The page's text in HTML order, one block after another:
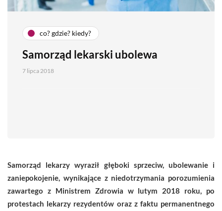
co? gdzie? kiedy?
Samorząd lekarski ubolewa
7 lipca 2018
Samorząd lekarzy wyraził głęboki sprzeciw, ubolewanie i
zaniepokojenie, wynikające z niedotrzymania porozumienia
zawartego z Ministrem Zdrowia w lutym 2018 roku, po
protestach lekarzy rezydentów oraz z faktu permanentnego